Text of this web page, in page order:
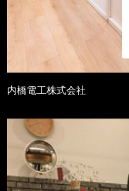
内橋電工株式会社